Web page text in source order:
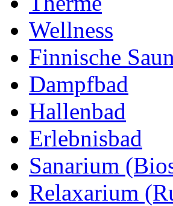
Wellness
Finnische
Dampfbad
Hallenbad
Erlebnisbad
Sanarium
Relaxarium